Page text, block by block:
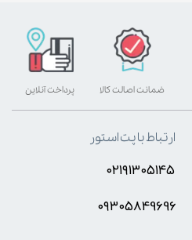
پرداخت آنلاین ضمانت اصالت کالا
ارتباط با پت استور
۰۲۱۹۱۳۰۵۱۴۵
۰۹۳۰۵8۴9696